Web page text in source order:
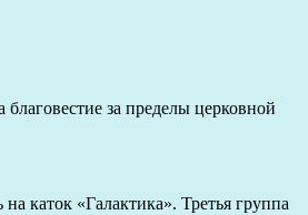
за пределы церковной
каток «Галактика». Третья группа